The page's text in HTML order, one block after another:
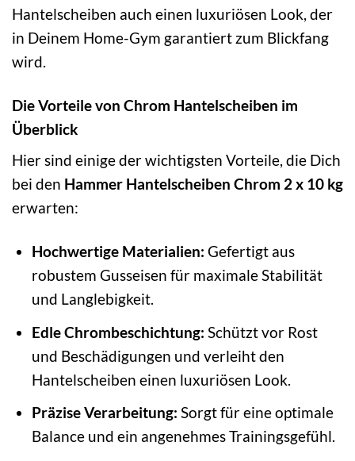
Hantelscheiben auch einen luxuriösen Look, der
in Deinem Home-Gym garantiert zum Blickfang
wird.
Die Vorteile von Chrom Hantelscheiben im
Überblick
Hier sind einige der wichtigsten Vorteile, die Dich
bei den Hammer Hantelscheiben Chrom 2 x 10 kg
erwarten:
Hochwertige Materialien: Gefertigt aus
robustem Gusseisen für maximale Stabilität
und Langlebigkeit.
Edle Chrombeschichtung: Schützt vor Rost
und Beschädigungen und verleiht den
Hantelscheiben einen luxuriösen Look.
Präzise Verarbeitung: Sorgt für eine optimale
Balance und ein angenehmes Trainingsgefühl.